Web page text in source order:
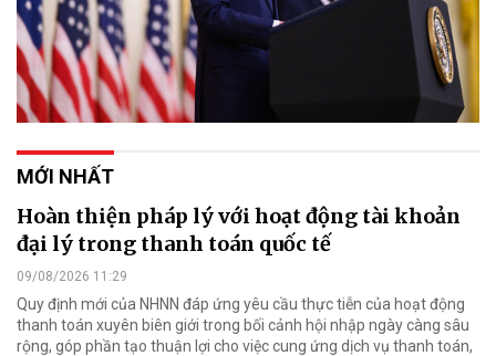
MỚI NHẤT
Hoàn thiện pháp lý với hoạt động tài khoản
đại lý trong thanh toán quốc tế
09/08/2026 11:29
Quy định mới của NHNN đáp ứng yêu cầu thực tiễn của hoạt động
thanh toán xuyên biên giới trong bối cảnh hội nhập ngày càng sâu
rộng, góp phần tạo thuận lợi cho việc cung ứng dịch vụ thanh toán,